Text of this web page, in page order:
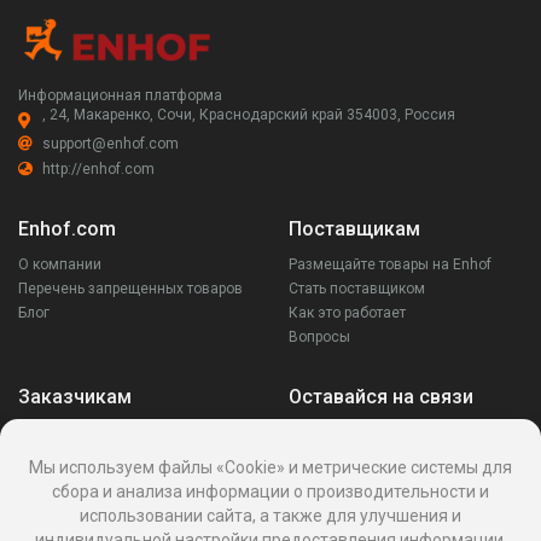
Информационная платформа
, 24, Макаренко, Сочи, Краснодарский край 354003, Россия
support@enhof.com
http://enhof.com
Enhof.com
О компании
Перечень запрещенных товаров
Блог
Поставщикам
Размещайте товары на Enhof
Стать поставщиком
Как это работает
Вопросы
Заказчикам
Написать поставщику
Оставайся на связи
Мы используем файлы «Cookie» и метрические системы для
сбора и анализа информации о производительности и
использовании сайта, а также для улучшения и